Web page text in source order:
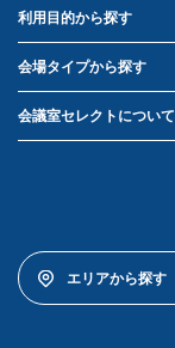
利用目的から探す
会場タイプから探す
会議室セレクトについて
エリアから探す